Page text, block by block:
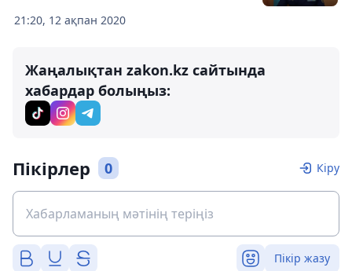
21:20, 12 ақпан 2020
Жаңалықтан zakon.kz сайтында
хабардар болыңыз:
Пікірлер 0 Кіру
Пікір жазу